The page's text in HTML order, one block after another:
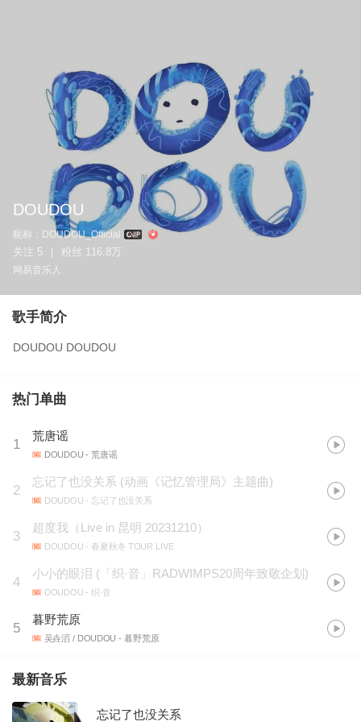
DOUDOU
昵称： DOUDOU_Official
关注 5 粉丝 116.8万
网易音乐人
歌手简介
DOUDOU DOUDOU
热门单曲
1
荒唐谣
DOUDOU - 荒唐谣
2
忘记了也没关系 (动画《记忆管理局》主题曲)
DOUDOU - 忘记了也没关系
3
超度我（Live in 昆明 20231210）
DOUDOU - 春夏秋冬 TOUR LIVE
4
小小的眼泪 ( 「织·音」RADWIMPS20周年致敬企划 )
DOUDOU - 织·音
5
暮野荒原
吴垚滔 / DOUDOU - 暮野荒原
最新音乐
忘记了也没关系